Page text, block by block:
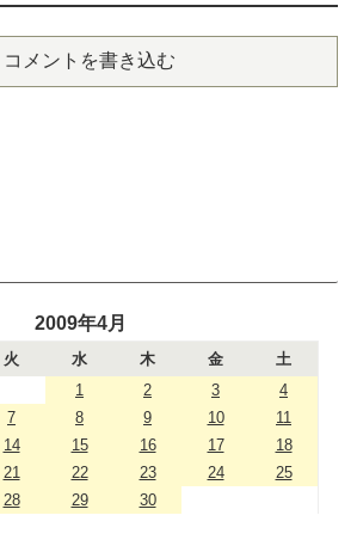
コメントを書き込む
2009年4月
火 水 木 金
土
1
2 3
4
7 8 9 10
11
14 15 16 17
18
21 22 23 24
25
28 29 30